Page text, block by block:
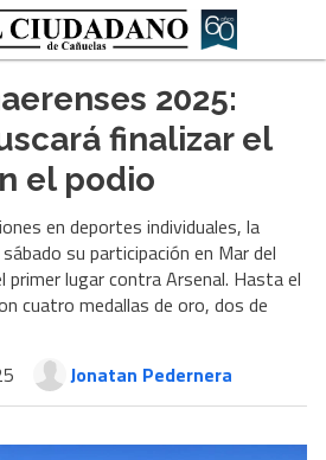
2025:
finalizar el
el podio
en deportes individuales, la
su participación en Mar del
primer lugar contra Arsenal. Hasta el
cuatro medallas de oro, dos de
Jonatan Pedernera